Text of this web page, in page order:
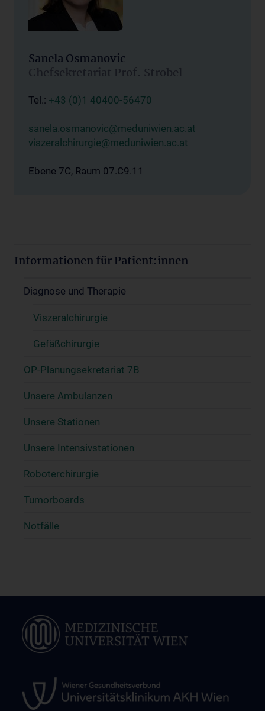
Sanela Osmanovic
Chefsekretariat Prof. Strobel
Tel.: +43 (0)1 40400-56470
sanela.osmanovic@meduniwien.ac.at
viszeralchirurgie@meduniwien.ac.at
Ebene 7C, Raum 07.C9.11
Informationen für Patient:innen
Diagnose und Therapie
Viszeralchirurgie
Gefäßchirurgie
OP-Planungsekretariat 7B
Unsere Ambulanzen
Unsere Stationen
Unsere Intensivstationen
Roboterchirurgie
Tumorboards
Notfälle